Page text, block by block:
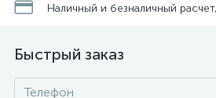
Наличный и безналичный
Быстрый заказ